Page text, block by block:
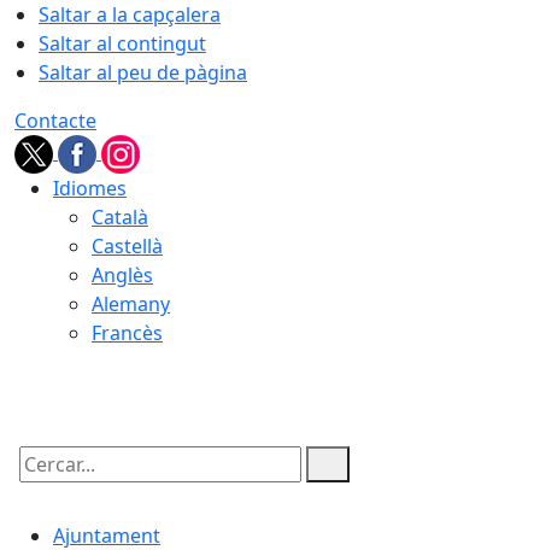
Saltar a la capçalera
Saltar al contingut
Saltar al peu de pàgina
Contacte
Idiomes
Català
Castellà
Anglès
Alemany
Francès
Cercar:
Ajuntament